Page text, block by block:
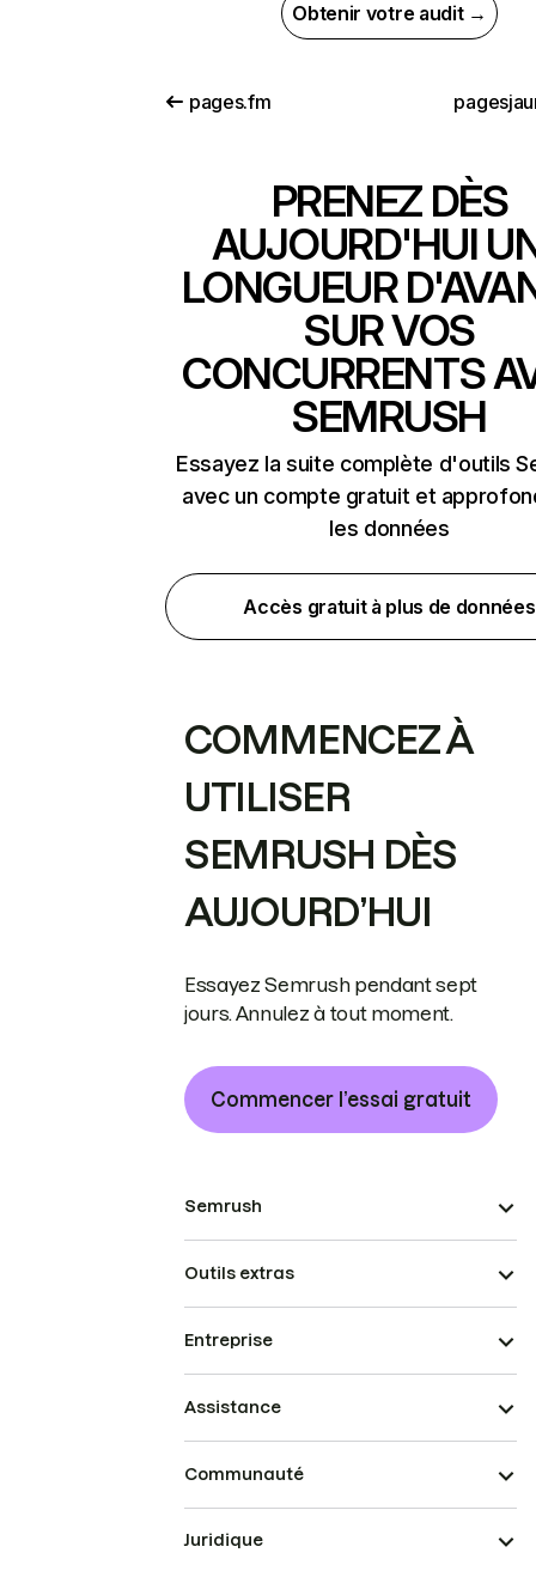
Obtenir votre audit →
pages.fm
PRENEZ DÈS
AUJOURD'HUI
LONGUEUR
SUR VOS
CONCURRENTS
SEMRUSH
Essayez la suite complète d'outils
avec un compte gratuit et
les données
Accès gratuit à plus de données
COMMENCEZ À
UTILISER
SEMRUSH DÈS
AUJOURD’HUI
Essayez Semrush pendant sept
jours. Annulez à tout moment.
Commencer l’essai gratuit
Semrush
Outils extras
Entreprise
Assistance
Communauté
Juridique